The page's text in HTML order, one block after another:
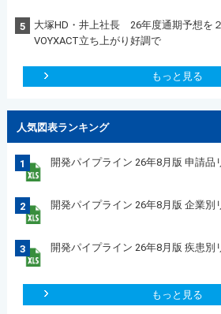
5
大塚HD・井上社長 26年度通期予想を
VOYXACT立ち上がり好調で
もっと見る
人気図表ランキング
1 開発パイプライン 26年8月版 申請品
2 開発パイプライン 26年8月版 企業別
3 開発パイプライン 26年8月版 疾患別
もっと見る